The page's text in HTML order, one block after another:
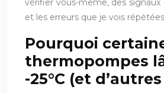
vérifier vous-même, des signaux
et les erreurs que je vois
Pourquoi
thermopompes
-25°C (et